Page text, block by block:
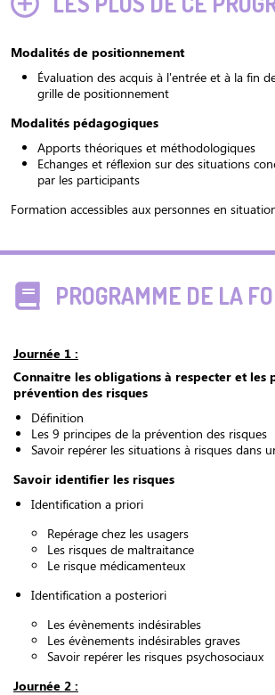
Modalités de positionnement
Évaluation des acquis à l'entrée et à la fin
grille de positionnement
Modalités pédagogiques
Apports théoriques et méthodologiques
Echanges et réflexion sur des situations
par les participants
Formation accessibles aux personnes en
PROGRAMME DE LA
Journée 1 :
Connaitre les obligations à respecter et les
prévention des risques
Définition
Les 9 principes de la prévention des risques
Savoir repérer les situations à risques dans
Savoir identifier les risques
Identification a priori
Repérage chez les usagers
Les risques de maltraitance
Le risque médicamenteux
Identification a posteriori
Les évènements indésirables
Les évènements indésirables graves
Savoir repérer les risques psychosociaux
Journée 2 :